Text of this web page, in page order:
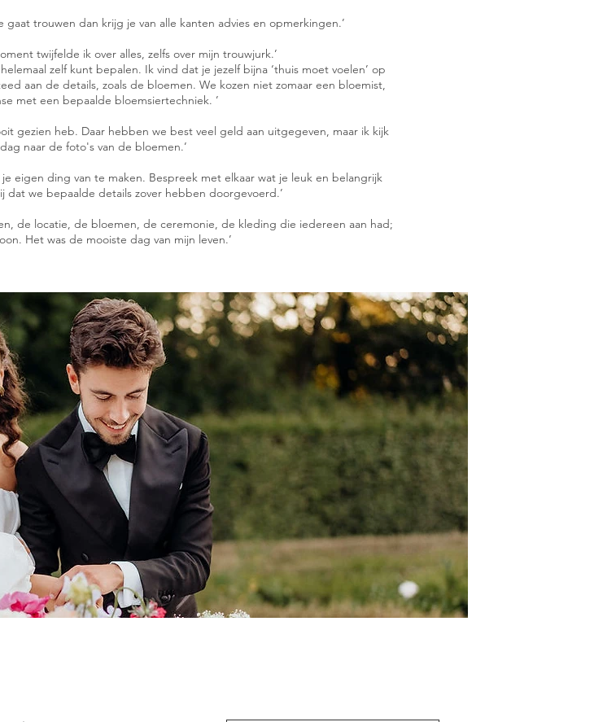
gaat trouwen dan krijg je van alle kanten advies en opmerkingen.’
twijfelde ik over alles, zelfs over mijn trouwjurk.’
zelf kunt bepalen. Ik vind dat je jezelf bijna ‘thuis moet voelen’ op
aan de details, zoals de bloemen. We kozen niet zomaar een bloemist,
met een bepaalde bloemsiertechniek. ’
gezien heb. Daar hebben we best veel geld aan uitgegeven, maar ik kijk
naar de foto's van de bloemen.’
eigen ding van te maken. Bespreek met elkaar wat je leuk en belangrijk
dat we bepaalde details zover hebben doorgevoerd.’
de locatie, de bloemen, de ceremonie, de kleding die iedereen aan had;
Het was de mooiste dag van mijn leven.’